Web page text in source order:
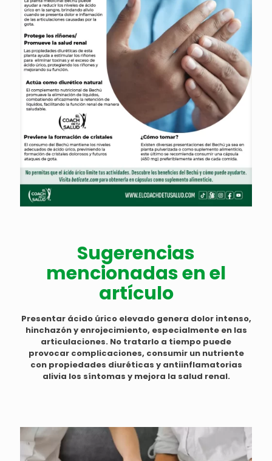
Sugerencias
mencionadas en el
artículo
Presentar ácido úrico elevado genera dolor intenso,
hinchazón y enrojecimiento, especialmente en las
articulaciones. No tratarlo a tiempo puede
provocar complicaciones, consumir un nutriente
con propiedades diuréticas y antiinflamatorias
alivia los síntomas y mejora la salud renal.